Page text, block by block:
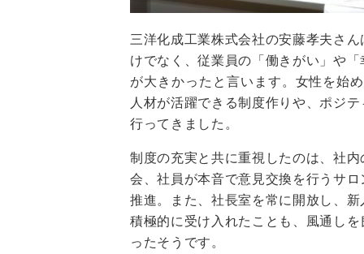
三洋化成工業株式会社の安藤孝夫さ
けでなく、従業員の「働きがい」や
が大きかったと言います。女性を始
人材が活躍できる制度作りや、ポジ
行ってきました。
制度の充実と共に重視したのは、社
会、社員が本音で意見交換を行うサ
推進。また、社長室を常に開放し、
積極的に受け入れたことも、風通し
ったそうです。